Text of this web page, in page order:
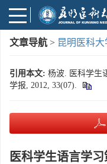
文章导航 > 昆明医科大
引用本文: 杨波. 医科学生
学报, 2012, 33(07).
医科学生语言学